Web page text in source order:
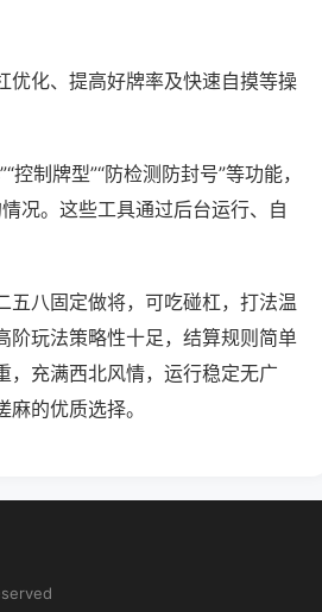
优化、提高好牌率及快速自摸等操
制牌型”“防检测防封号”等功能，
况。这些工具通过后台运行、自
五八固定做将，可吃碰杠，打法温
阶玩法策略性十足，结算规则简单
，充满西北风情，运行稳定无广
的优质选择。